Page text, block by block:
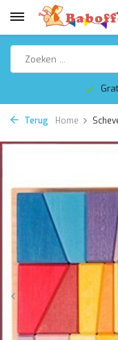
Terug Home